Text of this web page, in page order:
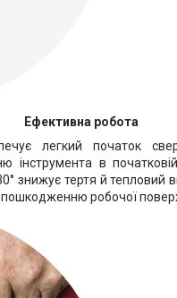
Ефективна робота
легкий початок
інструмента в
знижує тертя й тепловий
робочої